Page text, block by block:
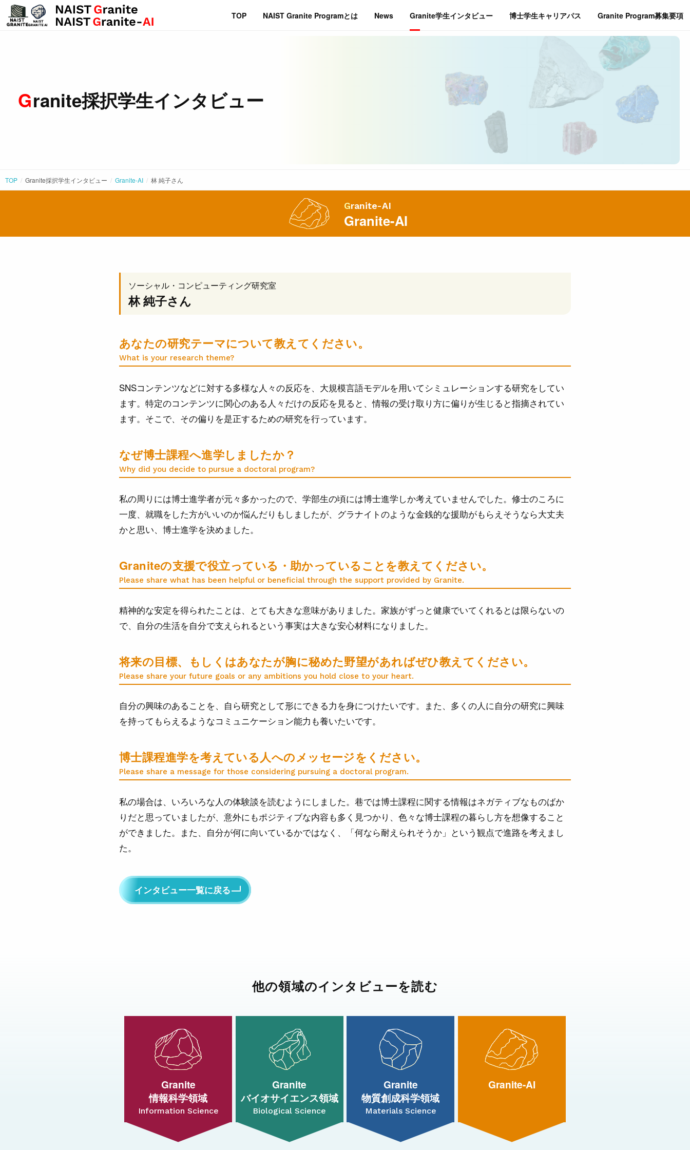
TOP NAIST Granite Programとは News Granite学生インタビュー 博士学生キャリアパス Granite Program募集要項
Granite採択学生インタビュー
TOP Granite採択学生インタビュー Granite-AI 林 純子さん
Granite-AI
Granite-AI
ソーシャル・コンピューティング研究室
林 純子さん
あなたの研究テーマについて教えてください。
What is your research theme?
SNSコンテンツなどに対する多様な人々の反応を、大規模言語モデルを用いてシミュレーションする研究をしてい
ます。特定のコンテンツに関心のある人々だけの反応を見ると、情報の受け取り方に偏りが生じると指摘されてい
ます。そこで、その偏りを是正するための研究を行っています。
なぜ博士課程へ進学しましたか？
Why did you decide to pursue a doctoral program?
私の周りには博士進学者が元々多かったので、学部生の頃には博士進学しか考えていませんでした。修士のころに
一度、就職をした方がいいのか悩んだりもしましたが、グラナイトのような金銭的な援助がもらえそうなら大丈夫
かと思い、博士進学を決めました。
Graniteの支援で役立っている・助かっていることを教えてください。
Please share what has been helpful or beneficial through the support provided by Granite.
精神的な安定を得られたことは、とても大きな意味がありました。家族がずっと健康でいてくれるとは限らないの
で、自分の生活を自分で支えられるという事実は大きな安心材料になりました。
将来の目標、もしくはあなたが胸に秘めた野望があればぜひ教えてください。
Please share your future goals or any ambitions you hold close to your heart.
自分の興味のあることを、自ら研究として形にできる力を身につけたいです。また、多くの人に自分の研究に興味
を持ってもらえるようなコミュニケーション能力も養いたいです。
博士課程進学を考えている人へのメッセージをください。
Please share a message for those considering pursuing a doctoral program.
私の場合は、いろいろな人の体験談を読むようにしました。巷では博士課程に関する情報はネガティブなものばか
りだと思っていましたが、意外にもポジティブな内容も多く見つかり、色々な博士課程の暮らし方を想像すること
ができました。また、自分が何に向いているかではなく、「何なら耐えられそうか」という観点で進路を考えまし
た。
インタビュー一覧に戻る
他の領域のインタビューを読む
Granite
情報科学領域
Information Science
Granite
バイオサイエンス領域
Biological Science
Granite
物質創成科学領域
Materials Science
Granite-AI